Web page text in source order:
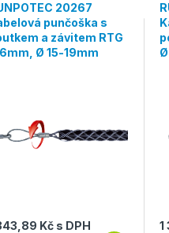
20267
punčoška s
a závitem RTG
Ø 15-19mm
Kč s DPH 1